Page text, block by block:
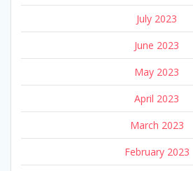
July 2023
June 2023
May 2023
April 2023
March 2023
February 2023